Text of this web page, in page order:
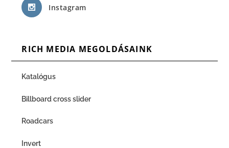
Instagram
RICH MEDIA MEGOLDÁSAINK
Katalógus
Billboard cross slider
Roadcars
Invert